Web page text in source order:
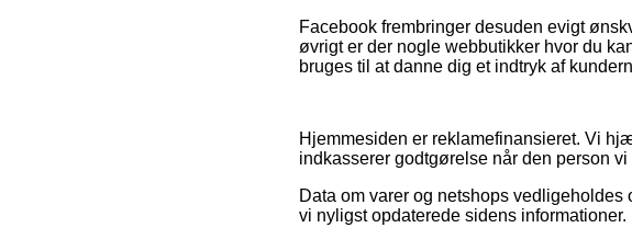
Facebook frembringer desuden evigt
øvrigt er der nogle webbutikker hvor du
bruges til at danne dig et indtryk af
Hjemmesiden er reklamefinansieret. Vi
indkasserer godtgørelse når den person
Data om varer og netshops
vi nyligst opdaterede sidens informationer.